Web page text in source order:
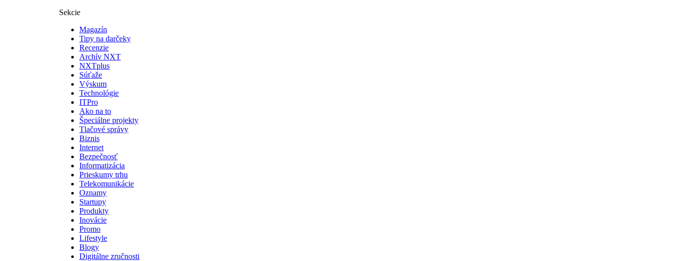
Sekcie
Magazín
Tipy na darčeky
Recenzie
Archív NXT
NXTplus
Súťaže
Výskum
Technológie
ITPro
Ako na to
Špeciálne projekty
Tlačové správy
Biznis
Internet
Bezpečnosť
Informatizácia
Prieskumy trhu
Telekomunikácie
Oznamy
Startupy
Produkty
Inovácie
Promo
Lifestyle
Blogy
Digitálne zručnosti